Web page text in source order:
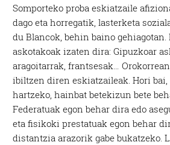
Somporteko proba eskiatzaile
dago eta horregatik, lasterketa
du Blancok, behin baino gehiagotan.
askotakoak izaten dira: Gipuzkoar
aragoitarrak, frantsesak…
ibiltzen diren eskiatzaileak. Hori
hartzeko, hainbat betekizun bete
Federatuak egon behar dira edo
eta fisikoki prestatuak egon behar
distantzia arazorik gabe bukatzeko.